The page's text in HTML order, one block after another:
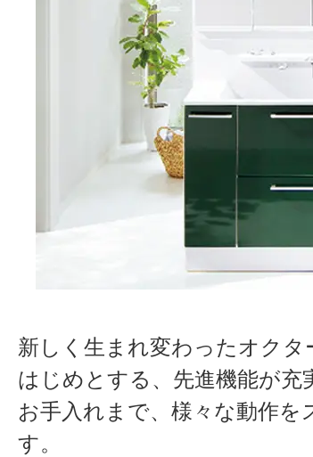
新しく生まれ変わったオク
はじめとする、先進機能が充
お手入れまで、様々な動作を
す。